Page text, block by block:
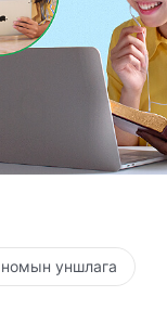
уншлага